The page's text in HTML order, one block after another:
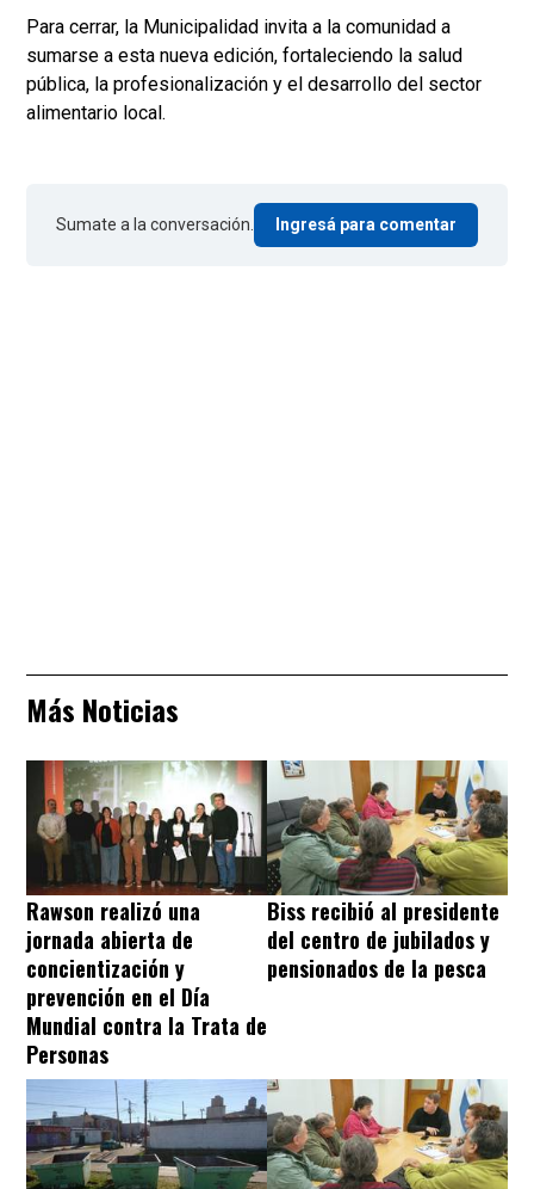
Para cerrar, la Municipalidad invita a la comunidad a
sumarse a esta nueva edición, fortaleciendo la salud
pública, la profesionalización y el desarrollo del sector
alimentario local.
Sumate a la conversación. Ingresá para comentar
Más Noticias
Rawson realizó una
jornada abierta de
concientización y
prevención en el Día
Mundial contra la Trata de
Personas
Biss recibió al presidente
del centro de jubilados y
pensionados de la pesca